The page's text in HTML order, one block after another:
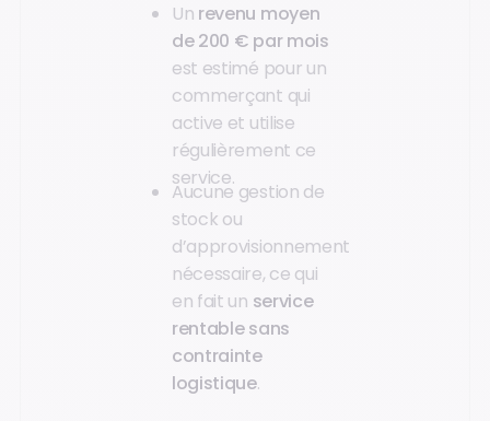
Un revenu moyen
de 200 € par mois
est estimé pour un
commerçant qui
active et utilise
régulièrement ce
service.
Aucune gestion de
stock ou
d’approvisionnement
nécessaire, ce qui
en fait un service
rentable sans
contrainte
logistique.